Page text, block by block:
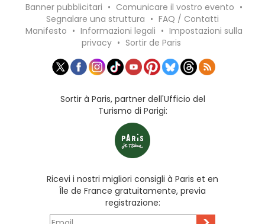
Banner pubblicitari • Comunicare il vostro evento •
Segnalare una struttura • FAQ / Contatti
Manifesto • Informazioni legali • Impostazioni sulla
privacy • Sortir de Paris
Sortir à Paris, partner dell'Ufficio del
Turismo di Parigi:
Ricevi i nostri migliori consigli à Paris et en
Île de France gratuitamente, previa
registrazione: